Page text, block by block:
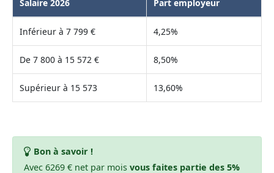
Salaire 2026 Part employeur
Inférieur à 7 799 € 4,25%
De 7 800 à 15 572 € 8,50%
Supérieur à 15 573 13,60%
Bon à savoir !
Avec 6269 € net par mois vous faites partie des 5%